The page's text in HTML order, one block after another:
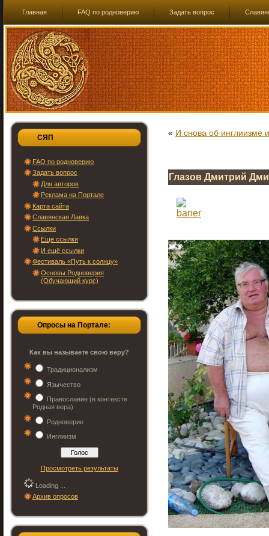
Главная FAQ по родноверию Задать вопрос
СЯП
FAQ по родноверию
Задать вопрос
Для авторов
Реклама на Портале
Карта сайта
Славянская Лавка
Ссылки
Ещё ссылки
И ещё ссылки
Фестиваль «Путь к солнцу»
Основы Родноверия
(Обучающий курс)
Опросы на Портале:
Как вы называете свою веру?
Традиционализм
Язычество
Православие (в контексте
Родная вера)
Родноверие
Инглиизм
Просмотреть результаты
Loading ...
Архив опросов
« И снова об инглиизме
Глазов Дмитрий